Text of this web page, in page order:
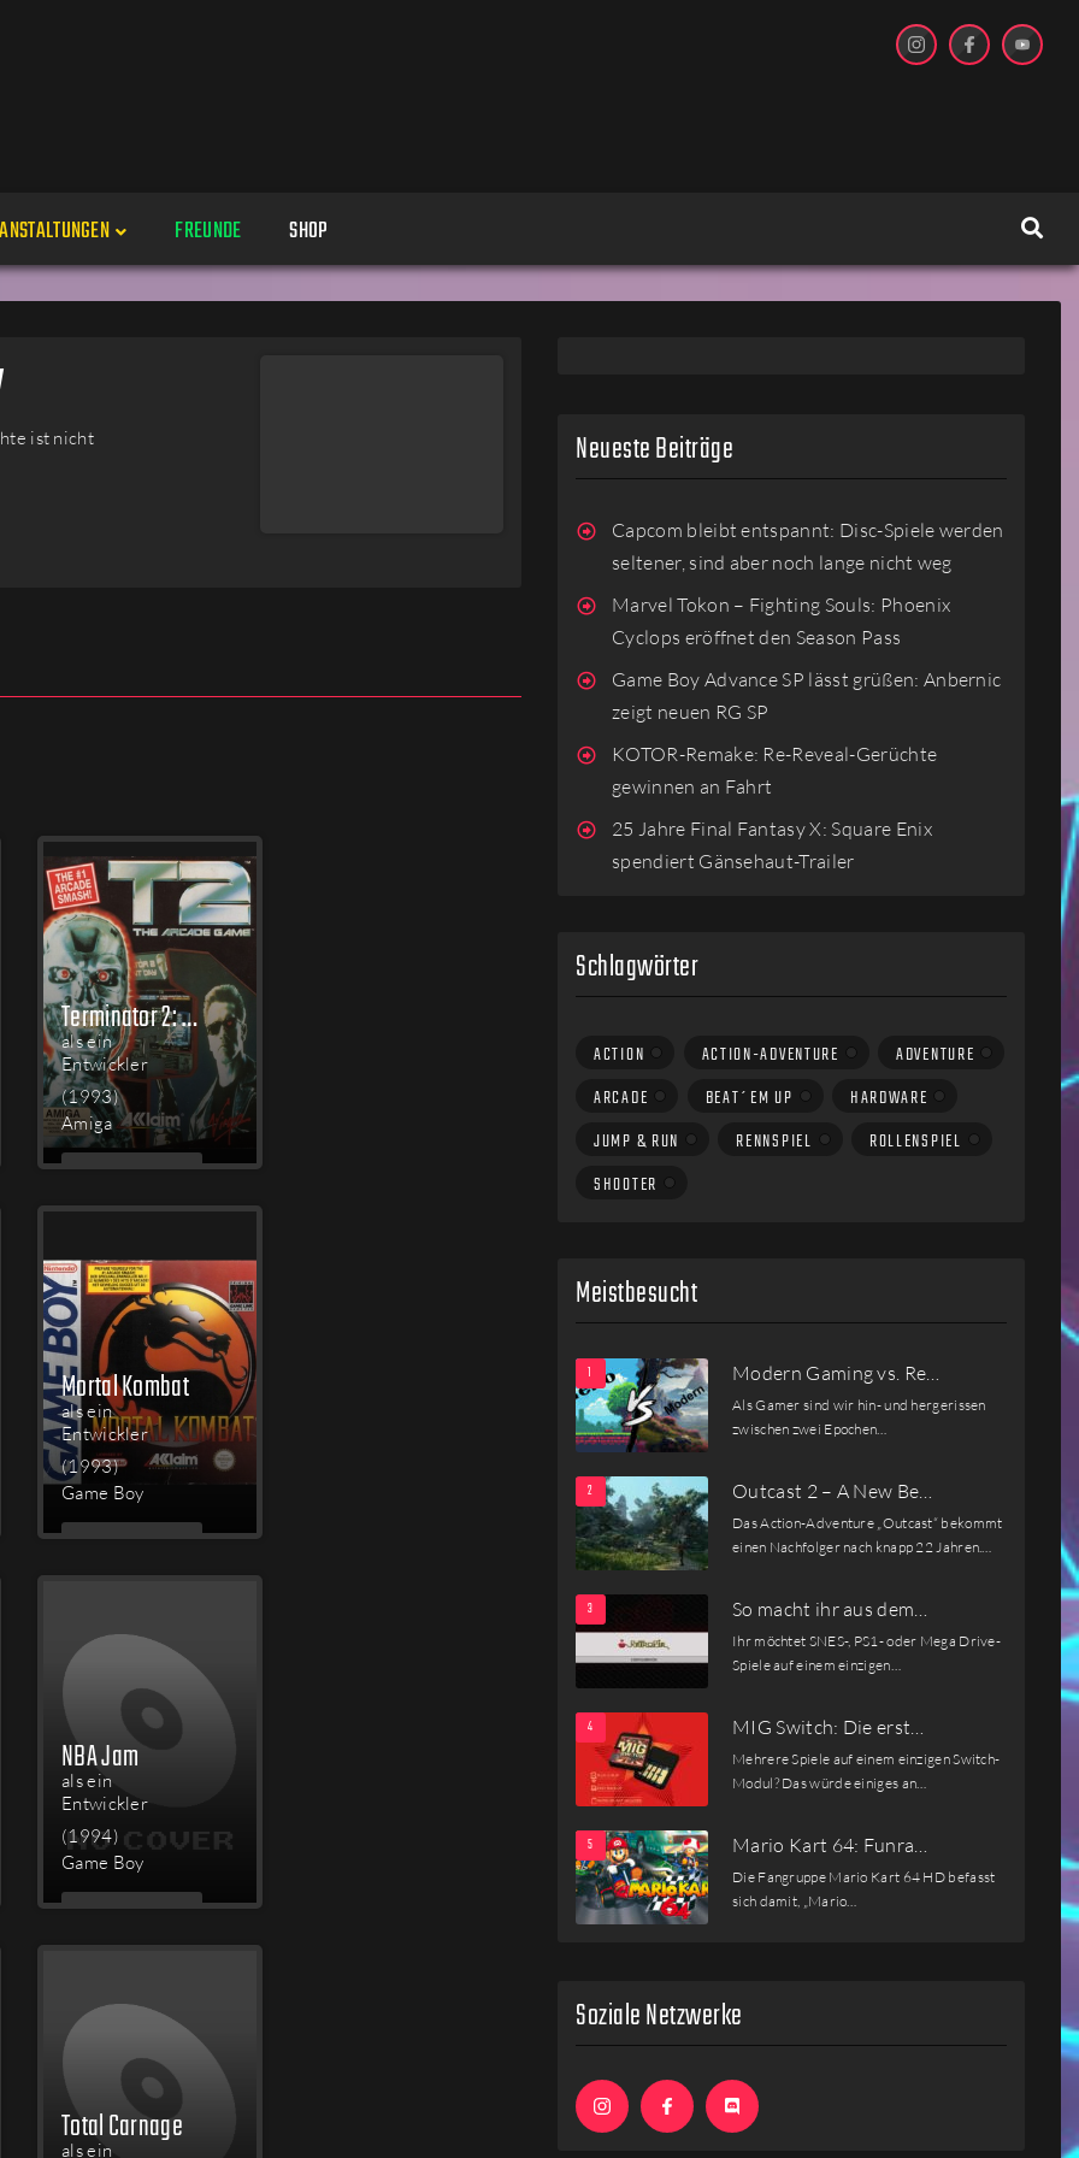
Perspektiven
Veranstaltungen
FREUNDE SHOP
ist nicht
Terminator 2: Judgment Day
als ein
Entwickler
(1993)
Amiga
MEHR
Mortal Kombat
als ein
Entwickler
(1993)
Game Boy
MEHR
NBA Jam
als ein
Entwickler
(1994)
Game Boy
MEHR
Total Carnage
als ein
Neueste Beiträge
Capcom bleibt entspannt: Disc-Spiele werden
seltener, sind aber noch lange nicht weg
Marvel Tokon – Fighting Souls: Phoenix
Cyclops eröffnet den Season Pass
Game Boy Advance SP lässt grüßen: Anbernic
zeigt neuen RG SP
KOTOR-Remake: Re-Reveal-Gerüchte
gewinnen an Fahrt
25 Jahre Final Fantasy X: Square Enix
spendiert Gänsehaut-Trailer
Schlagwörter
ACTION ACTION-ADVENTURE
ADVENTURE
ARCADE
BEAT´EM UP
HARDWARE
JUMP & RUN
RENNSPIEL
ROLLENSPIEL
SHOOTER
Meistbesucht
Modern Gaming vs. Re…
Als Gamer sind wir hin- und hergerissen
zwischen zwei Epochen…
Outcast 2 – A New Be…
Das Action-Adventure „Outcast“ bekommt
einen Nachfolger nach knapp 22 Jahren.…
So macht ihr aus dem…
Ihr möchtet SNES-, PS1- oder Mega Drive-
Spiele auf einem einzigen…
MIG Switch: Die erst…
Mehrere Spiele auf einem einzigen Switch-
Modul? Das würde einiges an…
Mario Kart 64: Funra…
Die Fangruppe Mario Kart 64 HD befasst
sich damit, „Mario…
Soziale Netzwerke